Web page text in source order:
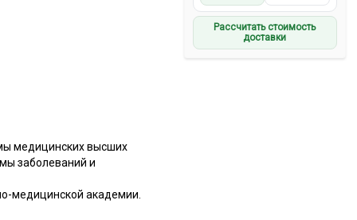
Рассчитать стоимость
доставки
медицинских высших
заболеваний и
медицинской академии.